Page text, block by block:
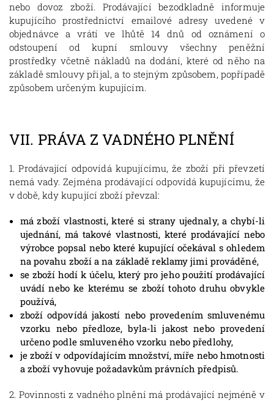
nebo dovoz zboží. Prodávající bezodkladně informuje
kupujícího prostřednictví emailové adresy uvedené v
objednávce a vrátí ve lhůtě 14 dnů od oznámení o
odstoupení od kupní smlouvy všechny peněžní
prostředky včetně nákladů na dodání, které od něho na
základě smlouvy přijal, a to stejným způsobem, popřípadě
způsobem určeným kupujícím.
VII. PRÁVA Z VADNÉHO PLNĚNÍ
1. Prodávající odpovídá kupujícímu, že zboží při převzetí
nemá vady. Zejména prodávající odpovídá kupujícímu, že
v době, kdy kupující zboží převzal:
má zboží vlastnosti, které si strany ujednaly, a chybí-li
ujednání, má takové vlastnosti, které prodávající nebo
výrobce popsal nebo které kupující očekával s ohledem
na povahu zboží a na základě reklamy jimi prováděné,
se zboží hodí k účelu, který pro jeho použití prodávající
uvádí nebo ke kterému se zboží tohoto druhu obvykle
používá,
zboží odpovídá jakostí nebo provedením smluvenému
vzorku nebo předloze, byla-li jakost nebo provedení
určeno podle smluveného vzorku nebo předlohy,
je zboží v odpovídajícím množství, míře nebo hmotnosti
a zboží vyhovuje požadavkům právních předpisů.
2. Povinnosti z vadného plnění má prodávající nejméně v